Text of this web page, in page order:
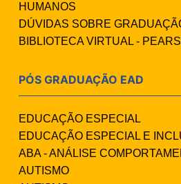
HUMANOS
DÚVIDAS SOBRE
BIBLIOTECA VIRTUAL -
PÓS GRADUAÇÃO EAD
EDUCAÇÃO ESPECIAL
EDUCAÇÃO ESPECIAL E
ABA - ANÁLISE
AUTISMO